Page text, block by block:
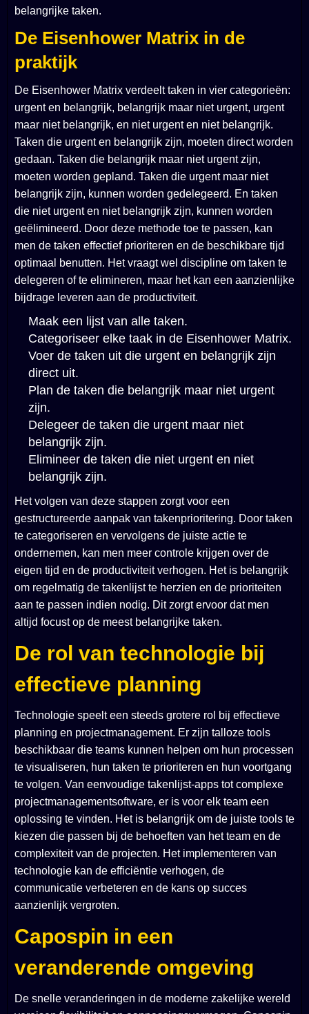
belangrijke taken.
De Eisenhower Matrix in de
praktijk
De Eisenhower Matrix verdeelt taken in vier categorieën:
urgent en belangrijk, belangrijk maar niet urgent, urgent
maar niet belangrijk, en niet urgent en niet belangrijk.
Taken die urgent en belangrijk zijn, moeten direct worden
gedaan. Taken die belangrijk maar niet urgent zijn,
moeten worden gepland. Taken die urgent maar niet
belangrijk zijn, kunnen worden gedelegeerd. En taken
die niet urgent en niet belangrijk zijn, kunnen worden
geëlimineerd. Door deze methode toe te passen, kan
men de taken effectief prioriteren en de beschikbare tijd
optimaal benutten. Het vraagt wel discipline om taken te
delegeren of te elimineren, maar het kan een aanzienlijke
bijdrage leveren aan de productiviteit.
Maak een lijst van alle taken.
Categoriseer elke taak in de Eisenhower Matrix.
Voer de taken uit die urgent en belangrijk zijn
direct uit.
Plan de taken die belangrijk maar niet urgent
zijn.
Delegeer de taken die urgent maar niet
belangrijk zijn.
Elimineer de taken die niet urgent en niet
belangrijk zijn.
Het volgen van deze stappen zorgt voor een
gestructureerde aanpak van takenprioritering. Door taken
te categoriseren en vervolgens de juiste actie te
ondernemen, kan men meer controle krijgen over de
eigen tijd en de productiviteit verhogen. Het is belangrijk
om regelmatig de takenlijst te herzien en de prioriteiten
aan te passen indien nodig. Dit zorgt ervoor dat men
altijd focust op de meest belangrijke taken.
De rol van technologie bij
effectieve planning
Technologie speelt een steeds grotere rol bij effectieve
planning en projectmanagement. Er zijn talloze tools
beschikbaar die teams kunnen helpen om hun processen
te visualiseren, hun taken te prioriteren en hun voortgang
te volgen. Van eenvoudige takenlijst-apps tot complexe
projectmanagementsoftware, er is voor elk team een
oplossing te vinden. Het is belangrijk om de juiste tools te
kiezen die passen bij de behoeften van het team en de
complexiteit van de projecten. Het implementeren van
technologie kan de efficiëntie verhogen, de
communicatie verbeteren en de kans op succes
aanzienlijk vergroten.
Capospin in een
veranderende omgeving
De snelle veranderingen in de moderne zakelijke wereld